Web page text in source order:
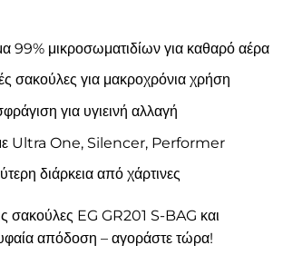
99% μικροσωματιδίων για καθαρό αέρα
σακούλες για μακροχρόνια χρήση
για υγιεινή αλλαγή
Ultra One, Silencer, Performer
διάρκεια από χάρτινες
σακούλες EG GR201 S-BAG και
απόδοση – αγοράστε τώρα!